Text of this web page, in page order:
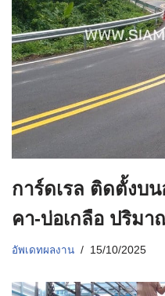
การ์ดเรล ติดตั้งบ
คา-บ่อเกลือ ปริมา
อัพเดทผลงาน 15/10/2025